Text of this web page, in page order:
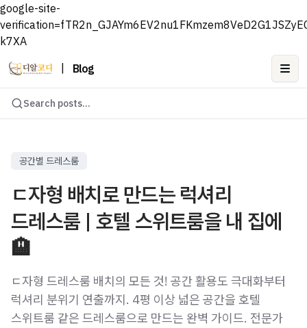
google-site-
k7XA
Blog
Search posts...
공간별 드레스룸
ㄷ자형 배치로 만드는 럭셔리
드레스룸 | 호텔 스위트룸을 내 집에
🏨
ㄷ자형 드레스룸 배치의 모든 것! 공간 활용도 극대화부터
럭셔리 분위기 연출까지. 4평 이상 넓은 공간을 호텔
스위트룸 같은 드레스룸으로 만드는 완벽 가이드. 전문가